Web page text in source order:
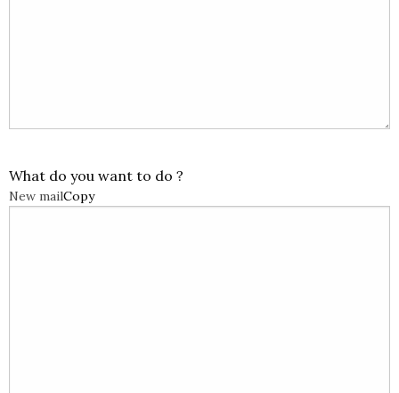
What do you want to do ?
New mailCopy